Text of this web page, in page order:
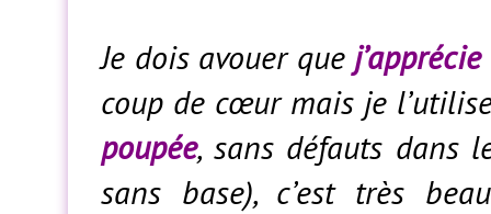
Je dois avouer que
coup de cœur mais je
poupée, sans défauts dans
sans base), c’est très